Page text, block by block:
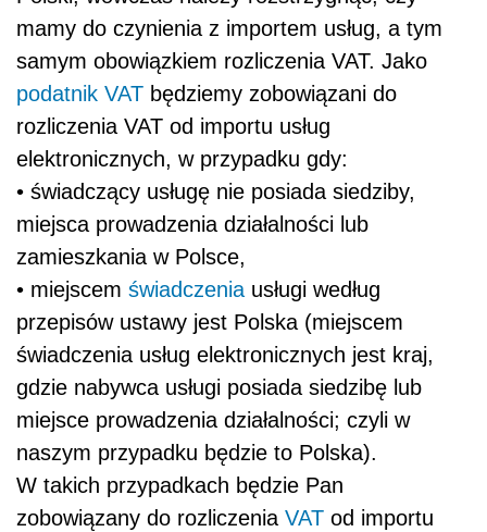
mamy do czynienia z importem usług, a tym
samym obowiązkiem rozliczenia VAT. Jako
podatnik VAT będziemy zobowiązani do
rozliczenia VAT od importu usług
elektronicznych, w przypadku gdy:
• świadczący usługę nie posiada siedziby,
miejsca prowadzenia działalności lub
zamieszkania w Polsce,
• miejscem świadczenia usługi według
przepisów ustawy jest Polska (miejscem
świadczenia usług elektronicznych jest kraj,
gdzie nabywca usługi posiada siedzibę lub
miejsce prowadzenia działalności; czyli w
naszym przypadku będzie to Polska).
W takich przypadkach będzie Pan
zobowiązany do rozliczenia VAT od importu